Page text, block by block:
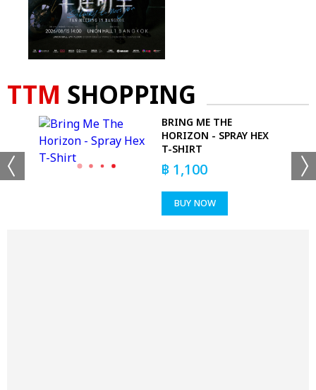
TTM SHOPPING
BRING ME THE
HORIZON - SPRAY HEX
T-SHIRT
฿ 1,100
BUY NOW